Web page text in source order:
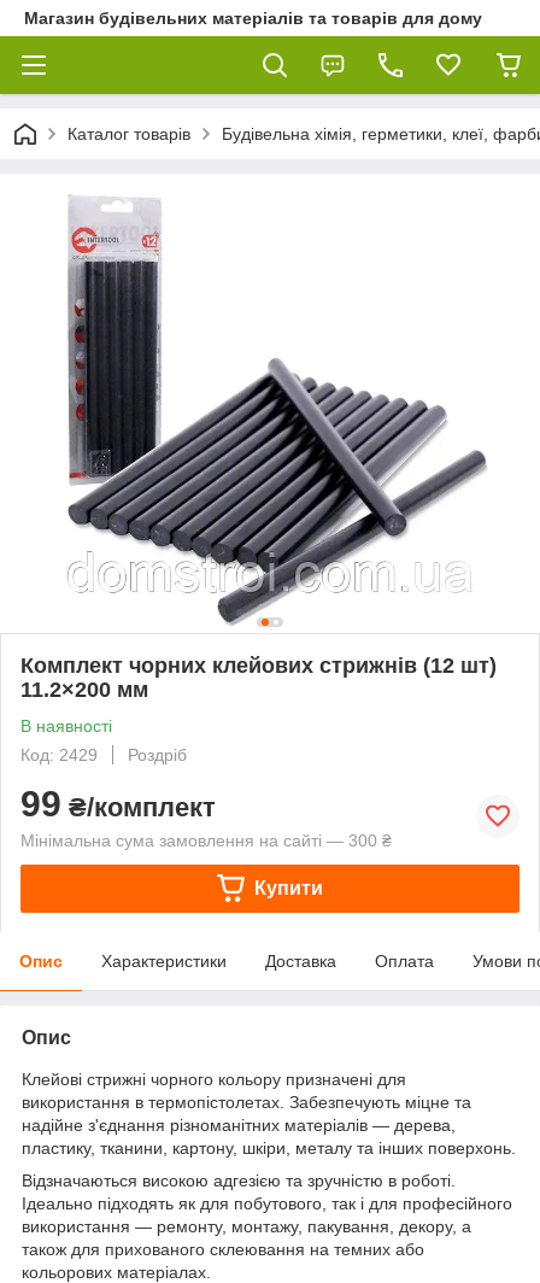
Магазин будівельних матеріалів та товарів для дому
Каталог товарів Будівельна хімія, герметики, клеї,
Комплект чорних клейових стрижнів (12 шт)
11.2×200 мм
В наявності
Код: 2429
Роздріб
99 ₴/комплект
Мінімальна сума замовлення на сайті — 300 ₴
Купити
Опис Характеристики Доставка Оплата Умови
Опис
Клейові стрижні чорного кольору призначені для
використання в термопістолетах. Забезпечують міцне та
надійне з'єднання різноманітних матеріалів — дерева,
пластику, тканини, картону, шкіри, металу та інших поверхонь.
Відзначаються високою адгезією та зручністю в роботі.
Ідеально підходять як для побутового, так і для професійного
використання — ремонту, монтажу, пакування, декору, а
також для прихованого склеювання на темних або
кольорових матеріалах.